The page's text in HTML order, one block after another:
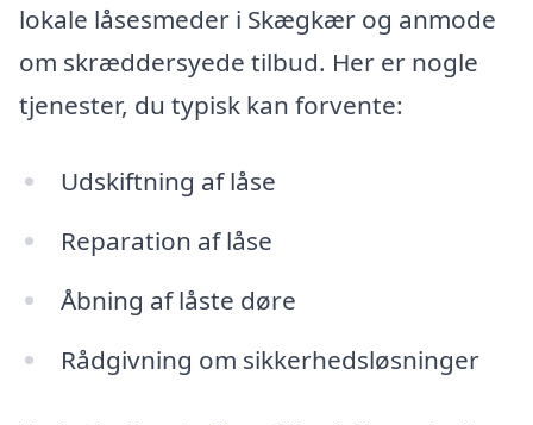
lokale låsesmeder i Skægkær og anmode
om skræddersyede tilbud. Her er nogle
tjenester, du typisk kan forvente:
Udskiftning af låse
Reparation af låse
Åbning af låste døre
Rådgivning om sikkerhedsløsninger